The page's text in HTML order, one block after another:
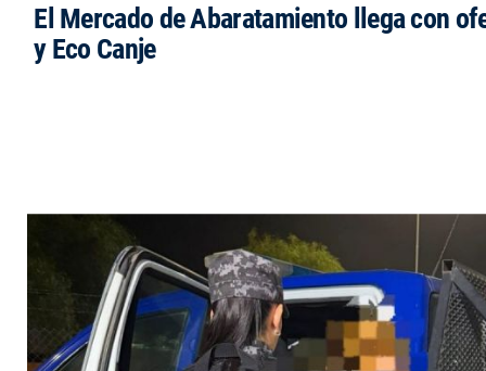
El Mercado de Abaratamiento llega con
y Eco Canje